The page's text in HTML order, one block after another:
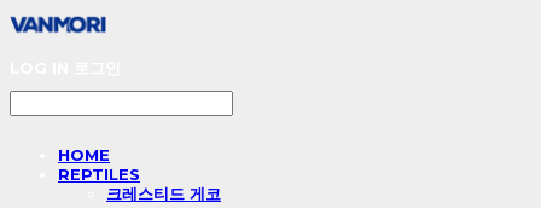
HOME
REPTILES
크레스티드 게코